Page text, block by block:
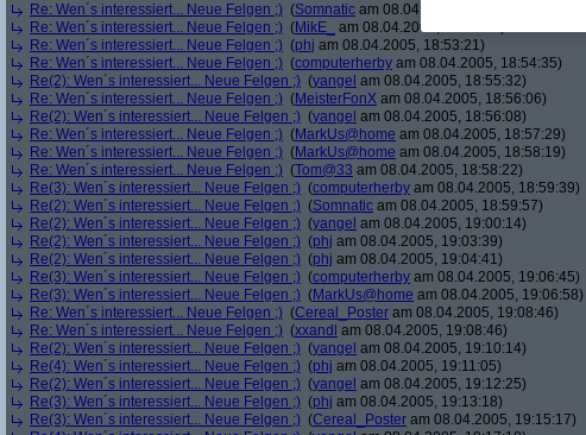
Re: Wen´s interessiert... Neue Felgen ;) (Somnatic am 08.04.2005, 18:52:38)
Re: Wen´s interessiert... Neue Felgen ;) (MikE_
am 08.04.2005, 18:53:05)
Re: Wen´s interessiert... Neue Felgen ;) (phj am 08.04.2005, 18:53:21)
Re: Wen´s interessiert... Neue Felgen ;) (computerherby am 08.04.2005, 18:54:35)
Re(2): Wen´s interessiert... Neue Felgen ;) (yangel am 08.04.2005, 18:55:32)
Re: Wen´s interessiert... Neue Felgen ;) (MeisterFonX am 08.04.2005, 18:56:06)
Re(2): Wen´s interessiert... Neue Felgen ;) (yangel am 08.04.2005, 18:56:08)
Re: Wen´s interessiert... Neue Felgen ;) (MarkUs@home am 08.04.2005, 18:57:29)
Re: Wen´s interessiert... Neue Felgen ;) (MarkUs@home am 08.04.2005, 18:58:19)
Re: Wen´s interessiert... Neue Felgen ;) (Tom@33 am 08.04.2005, 18:58:22)
Re(3): Wen´s interessiert... Neue Felgen ;) (computerherby am 08.04.2005, 18:59:39)
Re(2): Wen´s interessiert... Neue Felgen ;) (Somnatic am 08.04.2005, 18:59:57)
Re(2): Wen´s interessiert... Neue Felgen ;) (yangel am 08.04.2005, 19:00:14)
Re(2): Wen´s interessiert... Neue Felgen ;) (phj am 08.04.2005, 19:03:39)
Re(2): Wen´s interessiert... Neue Felgen ;) (phj am 08.04.2005, 19:04:41)
Re(3): Wen´s interessiert... Neue Felgen ;) (computerherby am 08.04.2005, 19:06:45)
Re(3): Wen´s interessiert... Neue Felgen ;) (MarkUs@home am 08.04.2005, 19:06:58)
Re: Wen´s interessiert... Neue Felgen ;) (Cereal_Poster am 08.04.2005, 19:08:46)
Re: Wen´s interessiert... Neue Felgen ;) (xxandl am 08.04.2005, 19:08:46)
Re(2): Wen´s interessiert... Neue Felgen ;) (yangel am 08.04.2005, 19:10:14)
Re(4): Wen´s interessiert... Neue Felgen ;) (phj am 08.04.2005, 19:11:05)
Re(2): Wen´s interessiert... Neue Felgen ;) (yangel am 08.04.2005, 19:12:25)
Re(3): Wen´s interessiert... Neue Felgen ;) (phj am 08.04.2005, 19:13:18)
Re(3): Wen´s interessiert... Neue Felgen ;) (Cereal_Poster am 08.04.2005, 19:15:17)